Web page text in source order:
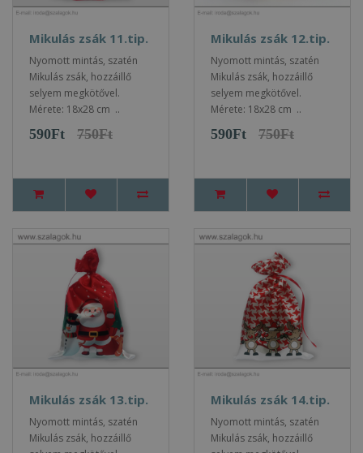
Mikulás zsák 11.tip.
Nyomott mintás, szatén
Mikulás zsák, hozzáillő
selyem megkötővel.
Mérete: 18x28 cm ..
590Ft 750Ft
Mikulás zsák 12.tip.
Nyomott mintás, szatén
Mikulás zsák, hozzáillő
selyem megkötővel.
Mérete: 18x28 cm ..
590Ft 750Ft
Mikulás zsák 13.tip.
Nyomott mintás, szatén
Mikulás zsák, hozzáillő
Mikulás zsák 14.tip.
Nyomott mintás, szatén
Mikulás zsák, hozzáillő